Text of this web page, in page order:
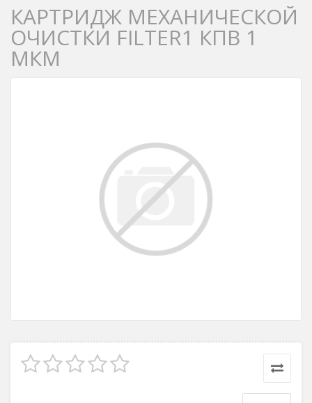
КАРТРИДЖ МЕХАНИЧЕСКОЙ
ОЧИСТКИ FILTER1 КПВ 1
МКМ